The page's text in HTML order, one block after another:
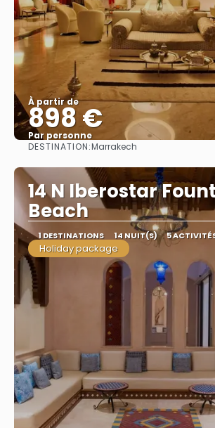
À partir de
898 €
Par personne
DESTINATION:Marrakech
14 N Iberostar
Beach
1 DESTINATIONS 14 NUIT(S) 5
Holiday package